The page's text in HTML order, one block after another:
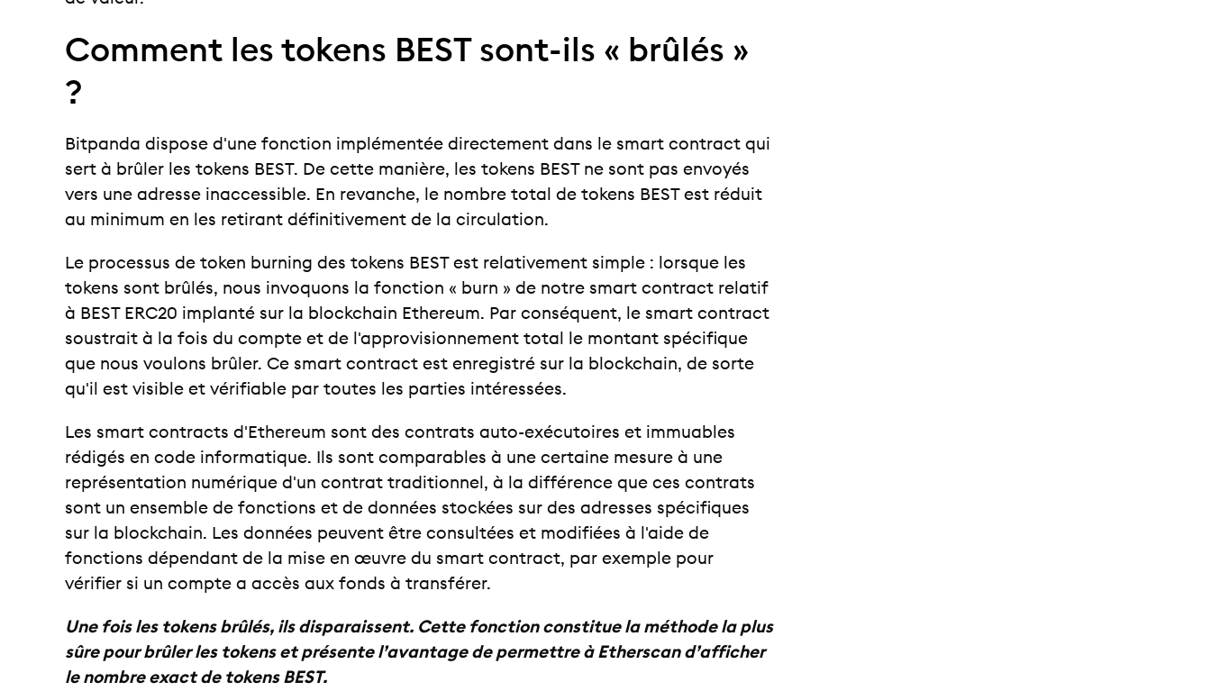
Comment les tokens BEST sont-ils « brûlés »
?
Bitpanda dispose d'une fonction implémentée directement dans le smart contract qui
sert à brûler les tokens BEST. De cette manière, les tokens BEST ne sont pas envoyés
vers une adresse inaccessible. En revanche, le nombre total de tokens BEST est réduit
au minimum en les retirant définitivement de la circulation.
Le processus de token burning des tokens BEST est relativement simple : lorsque les
tokens sont brûlés, nous invoquons la fonction « burn » de notre smart contract relatif
à BEST ERC20 implanté sur la blockchain Ethereum. Par conséquent, le smart contract
soustrait à la fois du compte et de l'approvisionnement total le montant spécifique
que nous voulons brûler. Ce smart contract est enregistré sur la blockchain, de sorte
qu'il est visible et vérifiable par toutes les parties intéressées.
Les smart contracts d'Ethereum sont des contrats auto-exécutoires et immuables
rédigés en code informatique. Ils sont comparables à une certaine mesure à une
représentation numérique d'un contrat traditionnel, à la différence que ces contrats
sont un ensemble de fonctions et de données stockées sur des adresses spécifiques
sur la blockchain. Les données peuvent être consultées et modifiées à l'aide de
fonctions dépendant de la mise en œuvre du smart contract, par exemple pour
vérifier si un compte a accès aux fonds à transférer.
Une fois les tokens brûlés, ils disparaissent. Cette fonction constitue la méthode la plus
sûre pour brûler les tokens et présente l’avantage de permettre à Etherscan d’afficher
le nombre exact de tokens BEST.